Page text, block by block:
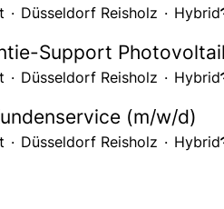
· Düsseldorf Reisholz · Hybrid
Support
· Düsseldorf Reisholz · Hybrid
(m/w/d)
· Düsseldorf Reisholz · Hybrid